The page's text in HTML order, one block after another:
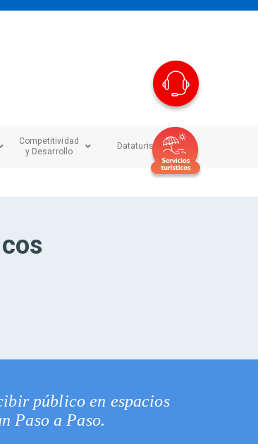
Competitividad
y Desarrollo
Dataturismo
público en espacios
Paso a Paso.